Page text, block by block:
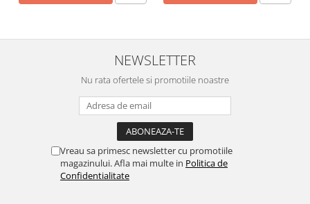
NEWSLETTER
Nu rata ofertele si promotiile noastre
Vreau sa primesc newsletter cu promotiile
magazinului. Afla mai multe in Politica de
Confidentialitate